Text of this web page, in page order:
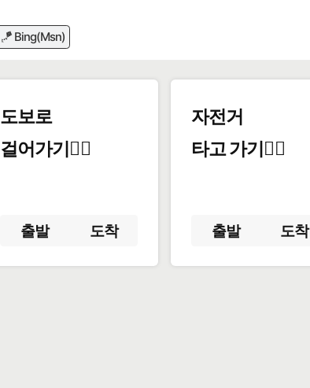
🪁 Bing(Msn)
도보로
걸어가기🚶‍♂️
출발 도착
자전거
타고 가기🚴‍♀️
출발 도착